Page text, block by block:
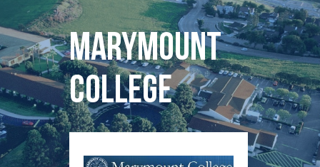
Marymount
College